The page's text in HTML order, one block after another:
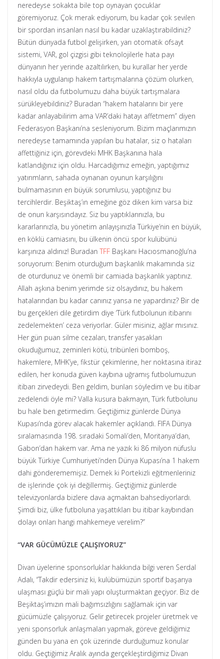
neredeyse sokakta bile top oynayan çocuklar
göremiyoruz. Çok merak ediyorum, bu kadar çok sevilen
bir spordan insanları nasıl bu kadar uzaklaştırabildiniz?
Bütün dünyada futbol gelişirken, yarı otomatik ofsayt
sistemi, VAR, gol çizgisi gibi teknolojilerle hata payı
dünyanın her yerinde azaltılırken, bu kurallar her yerde
hakkıyla uygulanıp hakem tartışmalarına çözüm olurken,
nasıl oldu da futbolumuzu daha büyük tartışmalara
sürükleyebildiniz? Buradan “hakem hatalarını bir yere
kadar anlayabilirim ama VAR’daki hatayı affetmem” diyen
Federasyon Başkanı’na sesleniyorum. Bizim maçlarımızın
neredeyse tamamında yapılan bu hatalar, siz o hataları
affettiğiniz için, görevdeki MHK Başkanına hala
katlandığınız için oldu. Harcadığımız emeğin, yaptığımız
yatırımların, sahada oynanan oyunun karşılığını
bulmamasının en büyük sorumlusu, yaptığınız bu
tercihlerdir. Beşiktaş’ın emeğine göz diken kim varsa biz
de onun karşısındayız. Siz bu yaptıklarınızla, bu
kararlarınızla, bu yönetim anlayışınızla Türkiye’nin en büyük,
en köklü camiasını, bu ülkenin öncü spor kulübünü
karşınıza aldınız! Buradan TFF Başkanı Hacıosmanoğlu’na
soruyorum: Benim oturduğum başkanlık makamında siz
de oturdunuz ve önemli bir camiada başkanlık yaptınız.
Allah aşkına benim yerimde siz olsaydınız, bu hakem
hatalarından bu kadar canınız yansa ne yapardınız? Bir de
bu gerçekleri dile getirdim diye ‘Türk futbolunun itibarını
zedelemekten’ ceza veriyorlar. Güler misiniz, ağlar mısınız.
Her gün puan silme cezaları, transfer yasakları
okuduğumuz, zeminleri kötü, tribünleri bomboş,
hakemlere, MHK’ye, fikstür çekimlerine, her noktasına itiraz
edilen, her konuda güven kaybına uğramış futbolumuzun
itibarı zirvedeydi. Ben geldim, bunları söyledim ve bu itibar
zedelendi öyle mi? Valla kusura bakmayın, Türk futbolunu
bu hale ben getirmedim. Geçtiğimiz günlerde Dünya
Kupası’nda görev alacak hakemler açıklandı. FIFA Dünya
sıralamasında 198. sıradaki Somali’den, Moritanya’dan,
Gabon’dan hakem var. Ama ne yazık ki 86 milyon nüfuslu
büyük Türkiye Cumhuriyeti’nden Dünya Kupası’na 1 hakem
dahi gönderememişiz. Demek ki Portekizli eğitmenleriniz
de işlerinde çok iyi değillermiş. Geçtiğimiz günlerde
televizyonlarda bizlere dava açmaktan bahsediyorlardı.
Şimdi biz, ülke futboluna yaşattıkları bu itibar kaybından
dolayı onları hangi mahkemeye verelim?”
“VAR GÜCÜMÜZLE ÇALIŞIYORUZ”
Divan üyelerine sponsorluklar hakkında bilgi veren Serdal
Adalı, “Takdir edersiniz ki, kulübümüzün sportif başarıya
ulaşması güçlü bir mali yapı oluşturmaktan geçiyor. Biz de
Beşiktaş’ımızın mali bağımsızlığını sağlamak için var
gücümüzle çalışıyoruz. Gelir getirecek projeler üretmek ve
yeni sponsorluk anlaşmaları yapmak, göreve geldiğimiz
günden bu yana en çok üzerinde durduğumuz konular
oldu. Geçtiğimiz Aralık ayında gerçekleştirdiğimiz Divan